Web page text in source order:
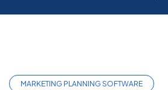
MARKETING PLANNING SOFTWARE